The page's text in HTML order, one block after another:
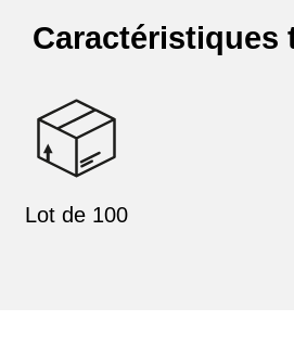
Caractéristiques
Lot de 100